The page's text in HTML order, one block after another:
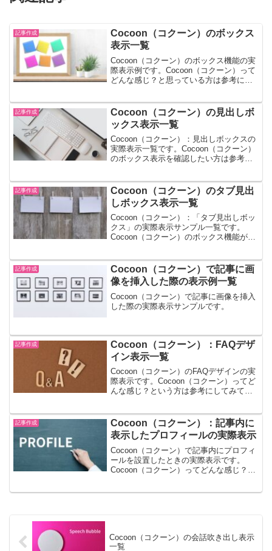
記事作成
Cocoon（コクーン）のボックス
表示一覧
Cocoon（コクーン）のボックス機能の実
際表示例です。Cocoon（コクーン）って
どんな感じ？と思っている方は参考にし
記事作成
Cocoon（コクーン）の見出しボ
ックス表示一覧
Cocoon（コクーン）：見出しボックスの
実際表示一覧です。Cocoon（コクーン）
のボックス表示を確認したい方は参考に
記事作成
Cocoon（コクーン）のタブ見出
しボックス表示一覧
Cocoon（コクーン）：「タブ見出しボッ
クス」の実際表示サンプル一覧です。
Cocoon（コクーン）のボックス機能がど
記事作成
Cocoon（コクーン）で記事に画
像を挿入した際の表示例一覧
Cocoon（コクーン）で記事に画像を挿入
した際の実際表示サンプルです。
記事作成
Cocoon（コクーン）：FAQデザ
イン表示一覧
Cocoon（コクーン）のFAQデザインの実
際表示です。Cocoon（コクーン）ってど
んな感じ？という方は参考にしてみてく
記事作成
Cocoon（コクーン）：記事内に
表示したプロフィールの実際表示
Cocoon（コクーン）で記事内にプロフィ
ールを設置したときの実際表示です。
Cocoon（コクーン）ってどんな感じ？と
Cocoon（コクーン）の会話吹き出し表示
一覧